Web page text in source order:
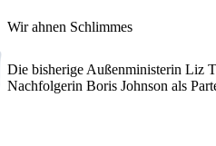
Wir ahnen Schlimmes
Die bisherige Außenministerin Liz
Nachfolgerin Boris Johnson als